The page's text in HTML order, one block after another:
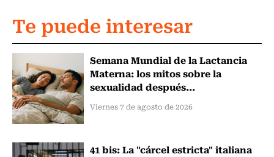
Te puede interesar
Semana Mundial de la Lactancia
Materna: los mitos sobre la
sexualidad después...
Viernes 7 de agosto de 2026
41 bis: La "cárcel estricta" italiana